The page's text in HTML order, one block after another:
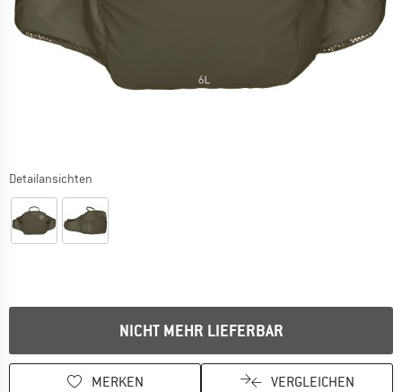
Detailansichten
NICHT MEHR LIEFERBAR
MERKEN VERGLEICHEN